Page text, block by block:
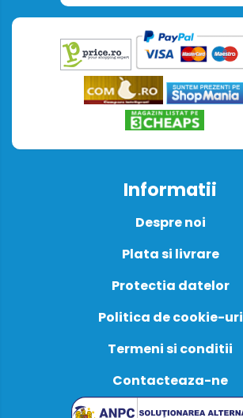
Informatii
Despre noi
Plata si livrare
Protectia datelor
Politica de cookie-uri
Termeni si conditii
Contacteaza-ne